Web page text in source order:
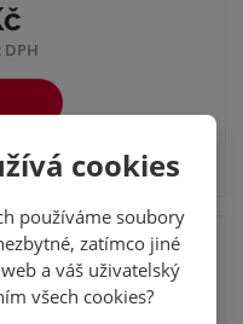
cookies
používáme soubory
zatímco jiné
a váš uživatelský
všech cookies?
DPH